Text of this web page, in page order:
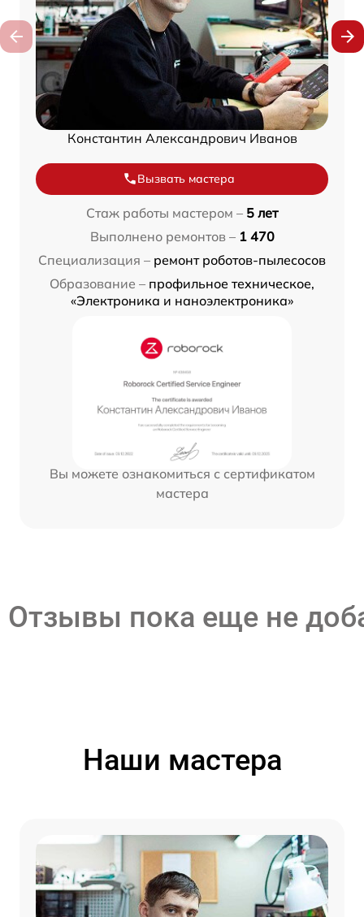
Константин Александрович Иванов
Вызвать мастера
Стаж работы мастером – 5 лет
Выполнено ремонтов – 1 470
Специализация – ремонт роботов-пылесосов
Образование – профильное техническое,
«Электроника и наноэлектроника»
Вы можете ознакомиться с сертификатом
мастера
Отзывы пока еще не
Наши мастера